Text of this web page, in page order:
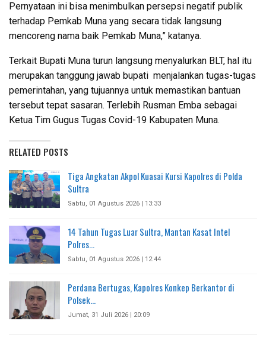
Pernyataan ini bisa menimbulkan persepsi negatif publik
terhadap Pemkab Muna yang secara tidak langsung
mencoreng nama baik Pemkab Muna,” katanya.
Terkait Bupati Muna turun langsung menyalurkan BLT, hal itu
merupakan tanggung jawab bupati menjalankan tugas-tugas
pemerintahan, yang tujuannya untuk memastikan bantuan
tersebut tepat sasaran. Terlebih Rusman Emba sebagai
Ketua Tim Gugus Tugas Covid-19 Kabupaten Muna.
RELATED POSTS
Tiga Angkatan Akpol Kuasai Kursi Kapolres di Polda
Sultra
Sabtu, 01 Agustus 2026 | 13:33
14 Tahun Tugas Luar Sultra, Mantan Kasat Intel
Polres…
Sabtu, 01 Agustus 2026 | 12:44
Perdana Bertugas, Kapolres Konkep Berkantor di
Polsek…
Jumat, 31 Juli 2026 | 20:09